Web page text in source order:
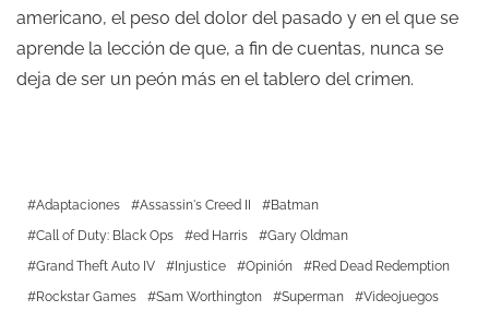
americano, el peso del dolor del pasado y en el que se
aprende la lección de que, a fin de cuentas, nunca se
deja de ser un peón más en el tablero del crimen.
Adaptaciones Assassin's Creed II
Batman
Call of Duty: Black Ops
ed Harris
Gary Oldman
Grand Theft Auto IV
Injustice Opinión
Red Dead Redemption
Rockstar Games
Sam Worthington Superman Videojuegos